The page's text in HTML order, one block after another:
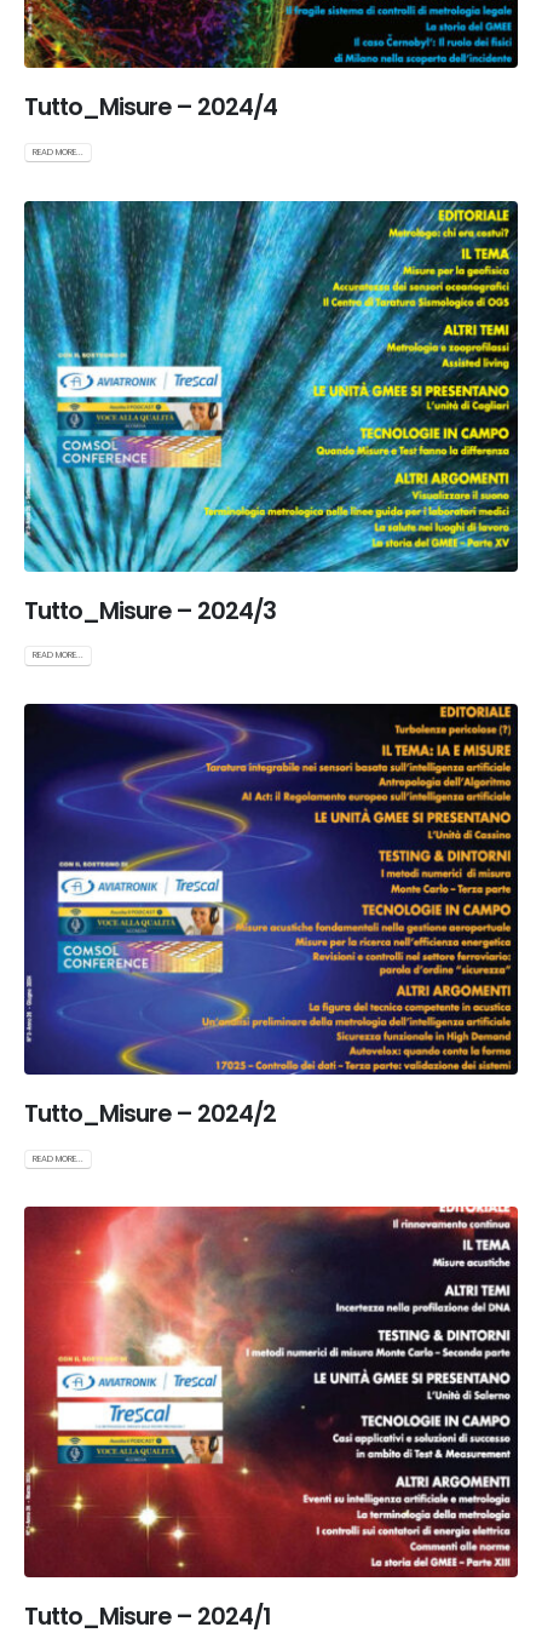
Tutto_Misure – 2024/4
READ MORE...
Tutto_Misure – 2024/3
READ MORE...
Tutto_Misure – 2024/2
READ MORE...
Tutto_Misure – 2024/1